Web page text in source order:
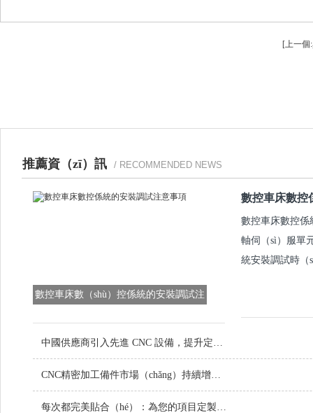
[上一個
推薦資（zī）訊 / RECOMMENDED NEWS
數控車床數（shù）控係統的安裝調試注
數控車床數控
數控車床數控係
軸伺（sì）服單
統安裝調試時（
中國供應商引入先進 CNC 設備，提升定（dìng）製金屬（shǔ）零（líng）件品質
CNC精密加工備件市場（chǎng）持續增長，技術創新引（yǐn）領行業未（wèi）來
每次都完美貼合（hé）：為您的項目定製螺絲